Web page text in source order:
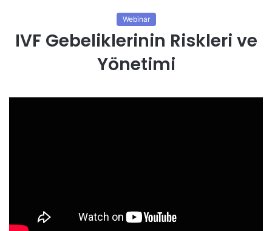
Webinar
IVF Gebeliklerinin Riskleri ve
Yönetimi